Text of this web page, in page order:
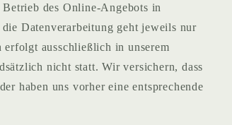
des Online-Angebots in
Datenverarbeitung geht jeweils nur
ausschließlich in unserem
nicht statt. Wir versichern, dass
haben uns vorher eine entsprechende